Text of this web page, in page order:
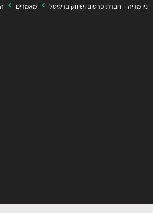
ניו מדיה – חברת פרסום ושיווק בדיגיטל מאמרים